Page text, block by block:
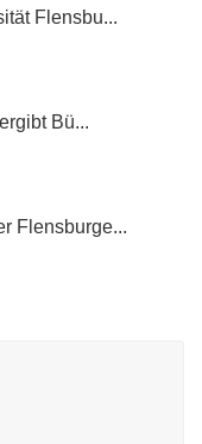
Flensbu...
Bü...
Flensburge...